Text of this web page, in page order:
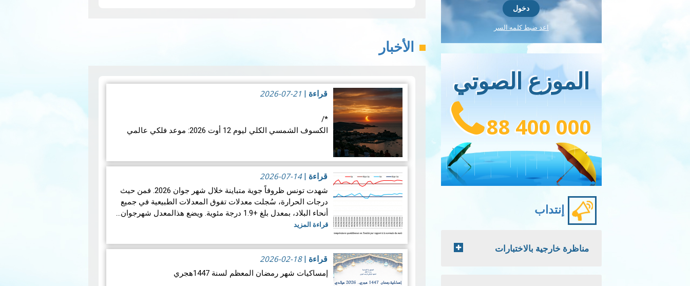
الأخبار
قراءة |
2026-07-21
*/
الكسوف الشمسي الكلي ليوم 12 أوت 2026: موعد فلكي عالمي
الفلكية: كسوفا كلي للشمس. يُعتبر هذا الكسوف الأول من نوعه ال…
قراءة المزيد
قراءة |
2026-07-14
شهدت تونس ظروفاً جوية متباينة خلال شهر جوان 2026. فمن حيث
درجات الحرارة، سُجلت معدلات تفوق المعدلات الطبيعية في جميع
أنحاء البلاد، بمعدل بلغ +1.9 درجة مئوية. ويضع هذالمعدل شهرجوان…
قراءة المزيد
قراءة |
2026-02-18
إمساكيات شهر رمضان المعظم لسنة 1447هجري
اعد ضبط كلمه السر
الموزع الصوتي
88 400 000
إنتداب
مناظرة خارجية بالاختبارات